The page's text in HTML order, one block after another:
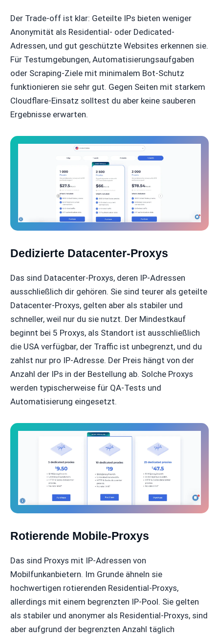
Der Trade-off ist klar: Geteilte IPs bieten weniger
Anonymität als Residential- oder Dedicated-
Adressen, und gut geschützte Websites erkennen sie.
Für Testumgebungen, Automatisierungsaufgaben
oder Scraping-Ziele mit minimalem Bot-Schutz
funktionieren sie sehr gut. Gegen Seiten mit starkem
Cloudflare-Einsatz solltest du aber keine sauberen
Ergebnisse erwarten.
Dedizierte Datacenter-Proxys
Das sind Datacenter-Proxys, deren IP-Adressen
ausschließlich dir gehören. Sie sind teurer als geteilte
Datacenter-Proxys, gelten aber als stabiler und
schneller, weil nur du sie nutzt. Der Mindestkauf
beginnt bei 5 Proxys, als Standort ist ausschließlich
die USA verfügbar, der Traffic ist unbegrenzt, und du
zahlst nur pro IP-Adresse. Der Preis hängt von der
Anzahl der IPs in der Bestellung ab. Solche Proxys
werden typischerweise für QA-Tests und
Automatisierung eingesetzt.
Rotierende Mobile-Proxys
Das sind Proxys mit IP-Adressen von
Mobilfunkanbietern. Im Grunde ähneln sie
hochwertigen rotierenden Residential-Proxys,
allerdings mit einem begrenzten IP-Pool. Sie gelten
als stabiler und anonymer als Residential-Proxys, sind
aber aufgrund der begrenzten Anzahl täglich